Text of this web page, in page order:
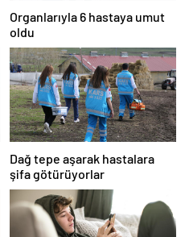
Organlarıyla 6 hastaya umut
oldu
Dağ tepe aşarak hastalara
şifa götürüyorlar